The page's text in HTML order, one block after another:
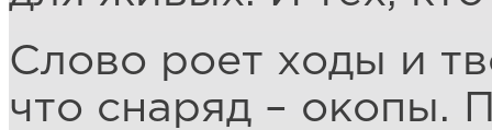
Слово роет ходы и
что снаряд – окопы.